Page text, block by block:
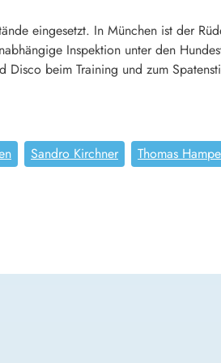
eingesetzt. In München ist der
Inspektion unter den
Disco beim Training und zum
Sandro Kirchner Thomas